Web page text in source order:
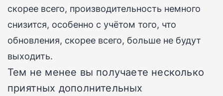
скорее всего, производительность немного
снизится, особенно с учётом того, что
обновления, скорее всего, больше не будут
выходить.
Тем не менее вы получаете несколько
приятных дополнительных